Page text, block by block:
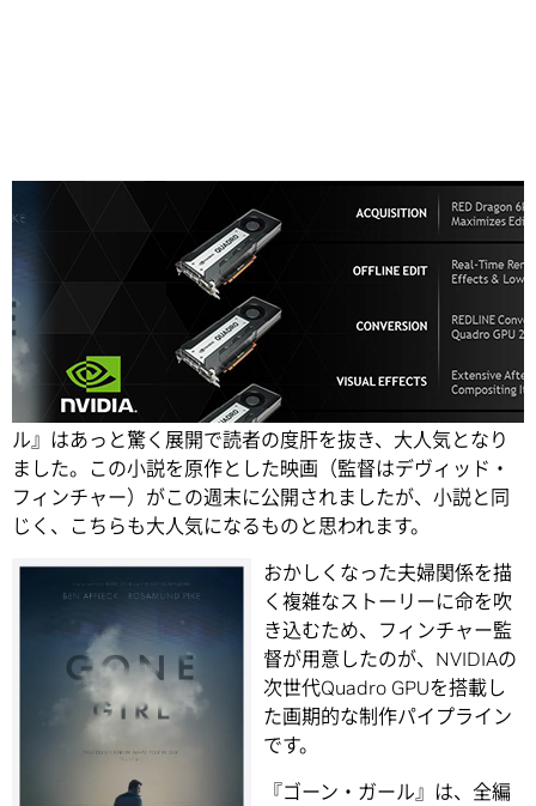
ギリアン・フリンのベストセラー小説、『ゴーン・ガー
ル』はあっと驚く展開で読者の度肝を抜き、大人気となり
ました。この小説を原作とした映画（監督はデヴィッド・
フィンチャー）がこの週末に公開されましたが、小説と同
じく、こちらも大人気になるものと思われます。
おかしくなった夫婦関係を描
く複雑なストーリーに命を吹
き込むため、フィンチャー監
督が用意したのが、NVIDIAの
次世代Quadro GPUを搭載し
た画期的な制作パイプライン
です。
『ゴーン・ガール』は、全編